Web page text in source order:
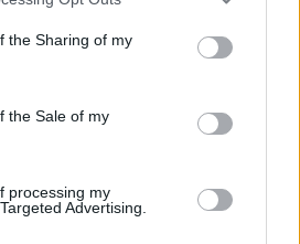
the Sharing of my
the Sale of my
processing my
Advertising.
τους πολίτες μέχρι την